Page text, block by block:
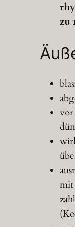
zu
vor
mit